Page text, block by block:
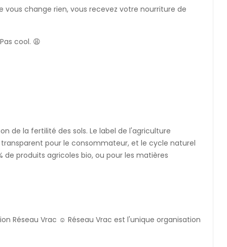
vous change rien, vous recevez votre nourriture de
cool. 😩
de la fertilité des sols. Le label de l'agriculture
pour le consommateur, et le cycle naturel
produits agricoles bio, ou pour les matières
Réseau Vrac ☺️ Réseau Vrac est l'unique organisation